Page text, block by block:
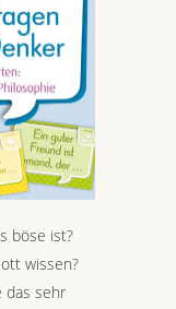
böse ist?
wissen?
das sehr